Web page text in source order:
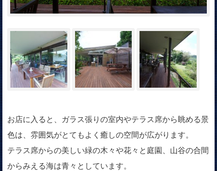
お店に入ると、ガラス張りの室内やテラス席から眺める景
色は、雰囲気がとてもよく癒しの空間が広がります。
テラス席からの美しい緑の木々や花々と庭園、山谷の合間
からみえる海は青々としています。